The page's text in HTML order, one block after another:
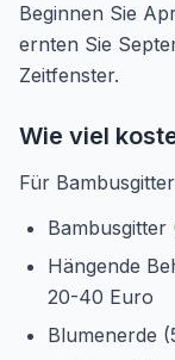
Beginnen Sie
ernten Sie
Zeitfenster.
Wie viel
Für
Bambusgitter
Hängende
20-40 Euro
Blumenerde